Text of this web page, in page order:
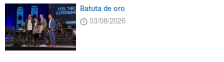
Batuta de oro
03/08/2026